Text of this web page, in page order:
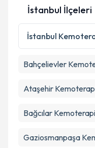
Kişisel
Metni
'ni
kapsamda
İstanbul İlçeleri
İstanbul
Bahçelievler
Ataşehir
Bağcılar Kemoterapi
Gaziosmanpaşa